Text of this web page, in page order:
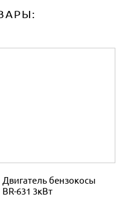
Двигатель бензокосы
BR-631 3кВт